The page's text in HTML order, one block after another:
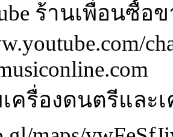
ร้านเพื่อนซื้อ
ครื่องดนตรีและ